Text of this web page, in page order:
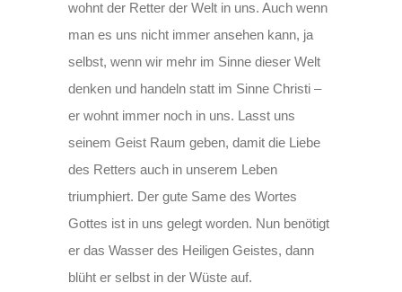
wohnt der Retter der Welt in uns. Auch wenn
man es uns nicht immer ansehen kann, ja
selbst, wenn wir mehr im Sinne dieser Welt
denken und handeln statt im Sinne Christi –
er wohnt immer noch in uns. Lasst uns
seinem Geist Raum geben, damit die Liebe
des Retters auch in unserem Leben
triumphiert. Der gute Same des Wortes
Gottes ist in uns gelegt worden. Nun benötigt
er das Wasser des Heiligen Geistes, dann
blüht er selbst in der Wüste auf.